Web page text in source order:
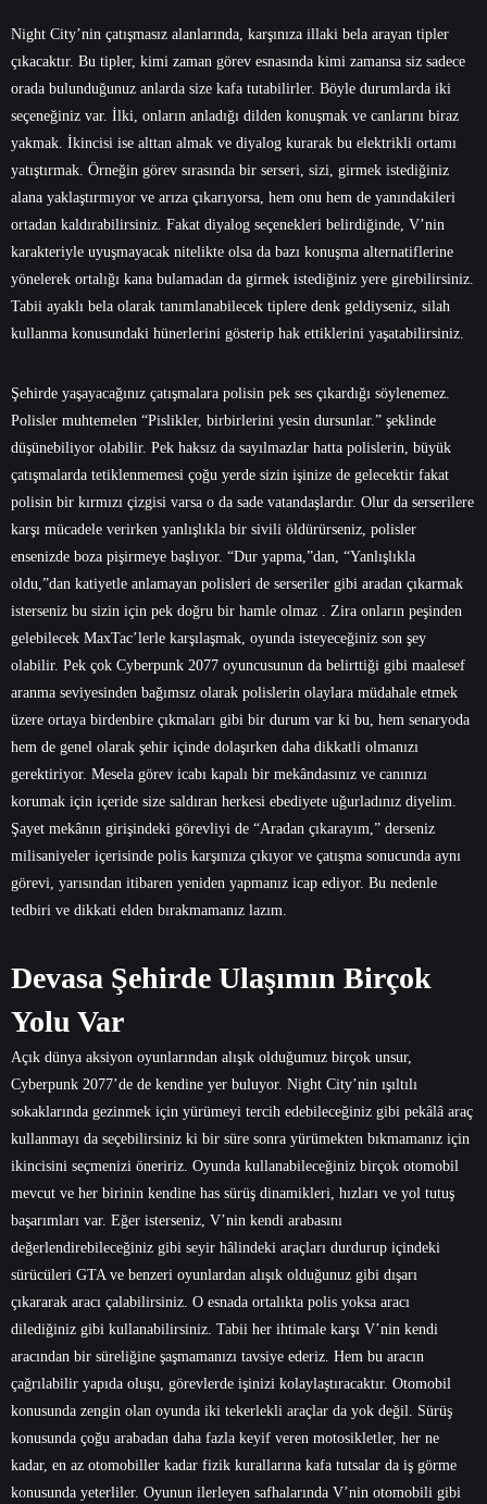
Night City’nin çatışmasız alanlarında, karşınıza illaki bela arayan tipler
çıkacaktır. Bu tipler, kimi zaman görev esnasında kimi zamansa siz sadece
orada bulunduğunuz anlarda size kafa tutabilirler. Böyle durumlarda iki
seçeneğiniz var. İlki, onların anladığı dilden konuşmak ve canlarını biraz
yakmak. İkincisi ise alttan almak ve diyalog kurarak bu elektrikli ortamı
yatıştırmak. Örneğin görev sırasında bir serseri, sizi, girmek istediğiniz
alana yaklaştırmıyor ve arıza çıkarıyorsa, hem onu hem de yanındakileri
ortadan kaldırabilirsiniz. Fakat diyalog seçenekleri belirdiğinde, V’nin
karakteriyle uyuşmayacak nitelikte olsa da bazı konuşma alternatiflerine
yönelerek ortalığı kana bulamadan da girmek istediğiniz yere girebilirsiniz.
Tabii ayaklı bela olarak tanımlanabilecek tiplere denk geldiyseniz, silah
kullanma konusundaki hünerlerini gösterip hak ettiklerini yaşatabilirsiniz.
Şehirde yaşayacağınız çatışmalara polisin pek ses çıkardığı söylenemez.
Polisler muhtemelen “Pislikler, birbirlerini yesin dursunlar.” şeklinde
düşünebiliyor olabilir. Pek haksız da sayılmazlar hatta polislerin, büyük
çatışmalarda tetiklenmemesi çoğu yerde sizin işinize de gelecektir fakat
polisin bir kırmızı çizgisi varsa o da sade vatandaşlardır. Olur da serserilere
karşı mücadele verirken yanlışlıkla bir sivili öldürürseniz, polisler
ensenizde boza pişirmeye başlıyor. “Dur yapma,”dan, “Yanlışlıkla
oldu,”dan katiyetle anlamayan polisleri de serseriler gibi aradan çıkarmak
isterseniz bu sizin için pek doğru bir hamle olmaz . Zira onların peşinden
gelebilecek MaxTac’lerle karşılaşmak, oyunda isteyeceğiniz son şey
olabilir. Pek çok Cyberpunk 2077 oyuncusunun da belirttiği gibi maalesef
aranma seviyesinden bağımsız olarak polislerin olaylara müdahale etmek
üzere ortaya birdenbire çıkmaları gibi bir durum var ki bu, hem senaryoda
hem de genel olarak şehir içinde dolaşırken daha dikkatli olmanızı
gerektiriyor. Mesela görev icabı kapalı bir mekândasınız ve canınızı
korumak için içeride size saldıran herkesi ebediyete uğurladınız diyelim.
Şayet mekânın girişindeki görevliyi de “Aradan çıkarayım,” derseniz
milisaniyeler içerisinde polis karşınıza çıkıyor ve çatışma sonucunda aynı
görevi, yarısından itibaren yeniden yapmanız icap ediyor. Bu nedenle
tedbiri ve dikkati elden bırakmamanız lazım.
Devasa Şehirde Ulaşımın Birçok
Yolu Var
Açık dünya aksiyon oyunlarından alışık olduğumuz birçok unsur,
Cyberpunk 2077’de de kendine yer buluyor. Night City’nin ışıltılı
sokaklarında gezinmek için yürümeyi tercih edebileceğiniz gibi pekâlâ araç
kullanmayı da seçebilirsiniz ki bir süre sonra yürümekten bıkmamanız için
ikincisini seçmenizi öneririz. Oyunda kullanabileceğiniz birçok otomobil
mevcut ve her birinin kendine has sürüş dinamikleri, hızları ve yol tutuş
başarımları var. Eğer isterseniz, V’nin kendi arabasını
değerlendirebileceğiniz gibi seyir hâlindeki araçları durdurup içindeki
sürücüleri GTA ve benzeri oyunlardan alışık olduğunuz gibi dışarı
çıkararak aracı çalabilirsiniz. O esnada ortalıkta polis yoksa aracı
dilediğiniz gibi kullanabilirsiniz. Tabii her ihtimale karşı V’nin kendi
aracından bir süreliğine şaşmamanızı tavsiye ederiz. Hem bu aracın
çağrılabilir yapıda oluşu, görevlerde işinizi kolaylaştıracaktır. Otomobil
konusunda zengin olan oyunda iki tekerlekli araçlar da yok değil. Sürüş
konusunda çoğu arabadan daha fazla keyif veren motosikletler, her ne
kadar, en az otomobiller kadar fizik kurallarına kafa tutsalar da iş görme
konusunda yeterliler. Oyunun ilerleyen safhalarında V’nin otomobili gibi